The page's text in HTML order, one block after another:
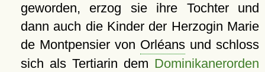
geworden, erzog sie ihre Tochter und
dann auch die Kinder der Herzogin Marie
de Montpensier von Orléansund schloss
sich als Tertiarin dem Dominikanerorden